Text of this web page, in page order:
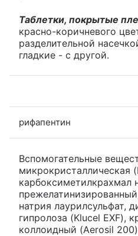
Таблетки, покрытые
красно-коричневого
разделительной
гладкие - с другой.
рифапентин
Вспомогательные
микрокристаллическая
карбоксиметилкрахмал
натрия лаурилсульфат,
гипролоза (Klucel EXF),
коллоидный (Aerosil